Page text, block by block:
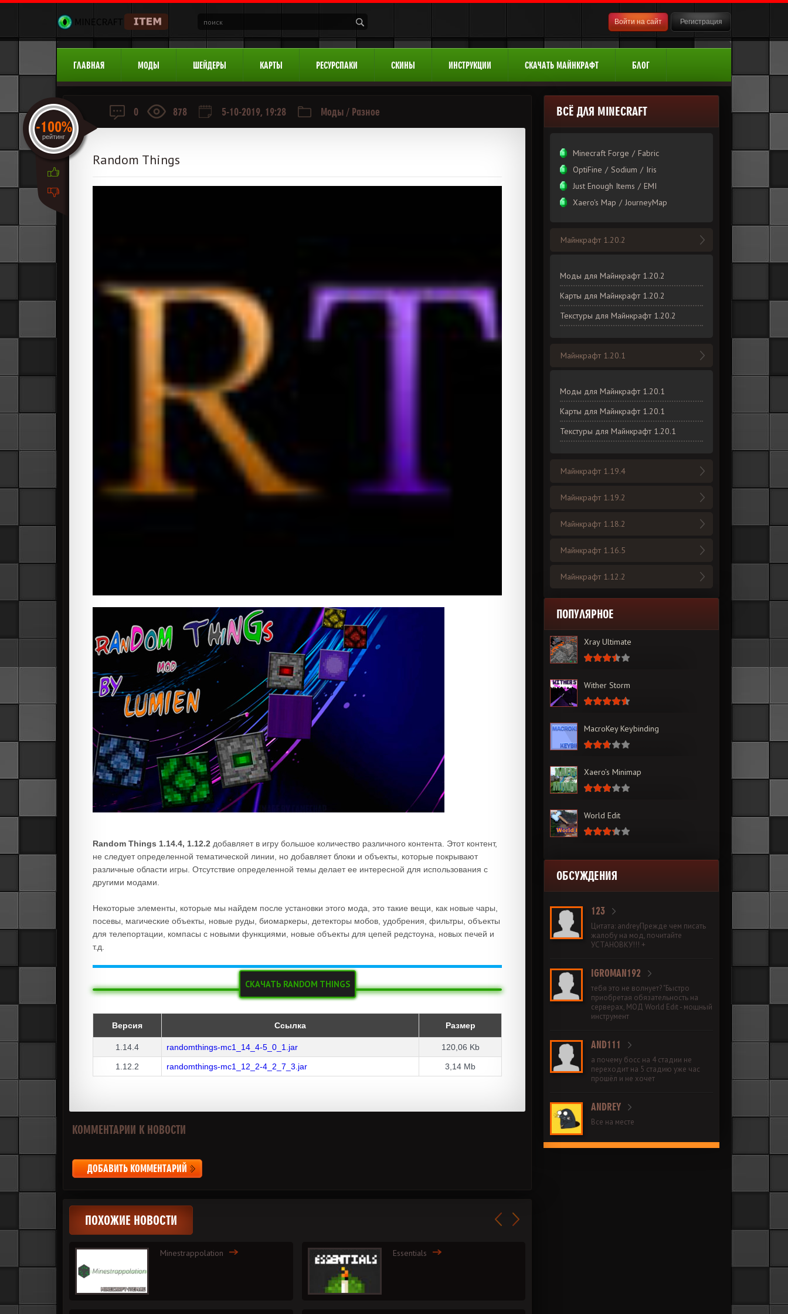
Войти на сайт Регистрация
ГЛАВНАЯ МОДЫ ШЕЙДЕРЫ КАРТЫ РЕСУРСПАКИ СКИНЫ ИНСТРУКЦИИ СКАЧАТЬ МАЙНКРАФТ БЛОГ
0 878 5-10-2019, 19:28 Моды / Разное
Random Things
Random Things 1.14.4, 1.12.2 добавляет в игру большое количество различного контента. Этот контент,
не следует определенной тематической линии, но добавляет блоки и объекты, которые покрывают
различные области игры. Отсутствие определенной темы делает ее интересной для использования с
другими модами.
Некоторые элементы, которые мы найдем после установки этого мода, это такие вещи, как новые чары,
посевы, магические объекты, новые руды, биомаркеры, детекторы мобов, удобрения, фильтры, объекты
для телепортации, компасы с новыми функциями, новые объекты для цепей редстоуна, новых печей и
т.д.
СКАЧАТЬ RANDOM THINGS
Версия Ссылка Размер
1.14.4 randomthings-mc1_14_4-5_0_1.jar 120,06 Kb
1.12.2 randomthings-mc1_12_2-4_2_7_3.jar 3,14 Mb
-100%
рейтинг
КОММЕНТАРИИ К НОВОСТИ
ДОБАВИТЬ КОММЕНТАРИЙ
ПОХОЖИЕ НОВОСТИ
Minestrappolation Essentials
ВСЁ ДЛЯ MINECRAFT
Minecraft Forge / Fabric
OptiFine / Sodium / Iris
Just Enough Items / EMI
Xаero's Mаp / JourneyMap
Майнкрафт 1.20.2
Моды для Майнкрафт 1.20.2
Карты для Майнкрафт 1.20.2
Текстуры для Майнкрафт 1.20.2
Майнкрафт 1.20.1
Моды для Майнкрафт 1.20.1
Карты для Майнкрафт 1.20.1
Текстуры для Майнкрафт 1.20.1
Майнкрафт 1.19.4
Майнкрафт 1.19.2
Майнкрафт 1.18.2
Майнкрафт 1.16.5
Майнкрафт 1.12.2
ПОПУЛЯРНОЕ
Xray Ultimate
Wither Storm
MacroKey Keybinding
Xaero’s Minimap
World Edit
ОБСУЖДЕНИЯ
123
Цитата: andreyПрежде чем писать
жалобу на мод, почитайте
УСТАНОВКУ!!! +
IGROMAN192
тебя это не волнует? "Быстро
приобретая обязательность на
серверах, МОД World Edit - мощный
инструмент
AND111
а почему босс на 4 стадии не
переходит на 5 стадию уже час
прошёл и не хочет
ANDREY
Все на месте